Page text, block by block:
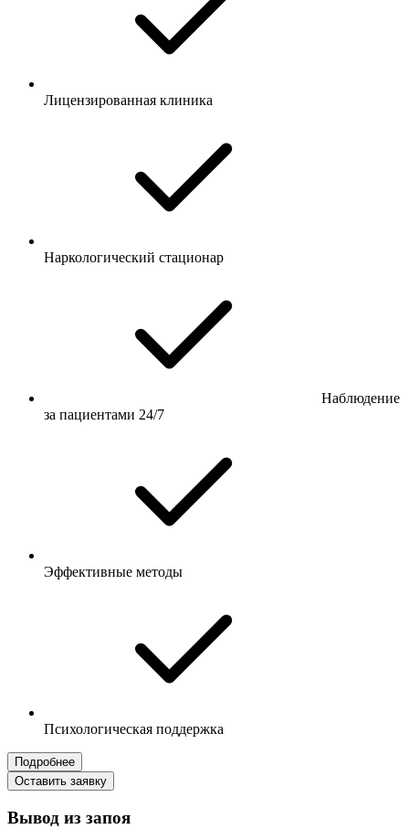
Лицензированная клиника
Наркологический стационар
Наблюдение
за пациентами 24/7
Эффективные методы
Психологическая поддержка
Подробнее
Оставить заявку
Вывод из запоя